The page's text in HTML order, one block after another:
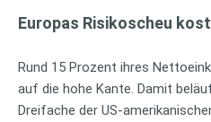
Europas Risikoscheu
Rund 15 Prozent ihres
auf die hohe Kante. Damit
Dreifache der US-